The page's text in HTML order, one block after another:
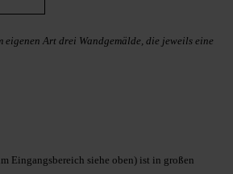
Art drei Wandgemälde, die jeweils eine
Eingangsbereich siehe oben) ist in großen